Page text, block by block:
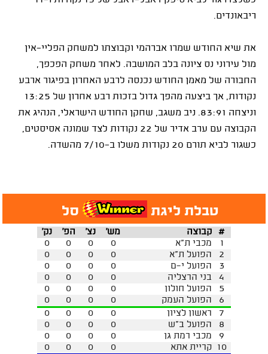
ריבאונדים.
את שיא החודש שמרו אברהמי וקבוצתו למשחק הפליי-אין
מול עירוני נס ציונה בלב המושבה. לאחר משחק הפכפך,
החבורה של מאמן החודש נכנסה לרבע האחרון בפיגור ארבע
נקודות, אך ביצעה מהפך גדול בזכות רבע אחרון של 13:25
וניצחה 83:91. ניב משגב, שחקן החודש הישראלי, הנהיג את
הקבוצה עם ערב אדיר של 22 נקודות לצד שמונה אסיסטים,
כשגור לביא תורם 20 נקודות משלו ב-7/10 מהשדה.
טבלת ליגת סל
נק' הפ' נצ' מש' קבוצה
#
0
0 0 0 מכבי ת"א
1
0
0 0 0 הפועל ת"א
2
0
0 0 0 הפועל י-ם
3
0
0 0 0 בני הרצליה
4
0
0 0 0 הפועל חולון
5
0
0 0 0 הפועל העמק
6
0
0 0 0 ראשון לציון
7
0
0 0 0 הפועל ב"ש
8
0
0 0 0 מכבי רמת גן
9
0
0 0 0 קריית אתא 10